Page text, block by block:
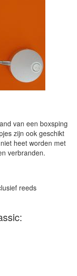
van een boxsping
zijn ook geschikt
heet worden met
verbranden.
reeds